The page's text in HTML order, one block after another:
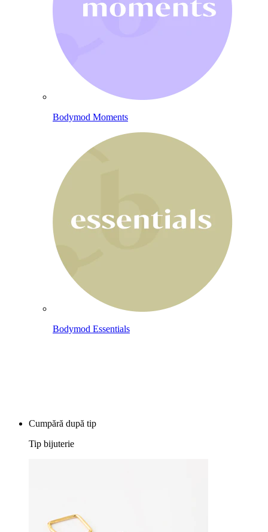
Bodymod Moments
Bodymod Essentials
Cumpără după tip
Tip bijuterie